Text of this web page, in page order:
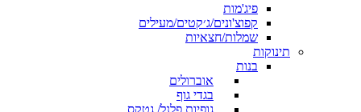
פיג'מות
קפוצ'ונים/ג׳קטים/מעילים
שמלות/חצאיות
תינוקות
בנות
אוברולים
בגדי גוף
גופיות פלנל/ גטקס